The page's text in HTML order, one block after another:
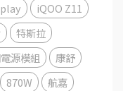
iQOO Z11
特斯拉
源模組
康舒
870W
航嘉